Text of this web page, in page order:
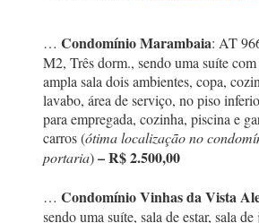
… Condomínio Marambaia: AT
M2, Três dorm., sendo uma suíte
ampla sala dois ambientes, copa,
lavabo, área de serviço, no piso
para empregada, cozinha, piscina e
carros (ótima localização no
portaria)– R$ 2.500,00
… Condomínio Vinhas da Vista
sendo uma suíte, sala de estar, sala